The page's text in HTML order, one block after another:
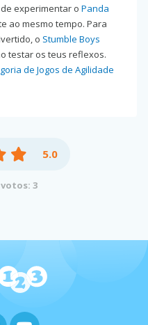
experimentar o Panda
ao mesmo tempo. Para
o Stumble Boys
testar os teus reflexos.
de Jogos de Agilidade
5.0
3